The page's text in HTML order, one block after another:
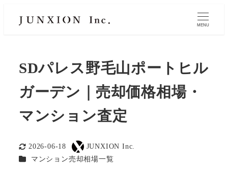
MENU
SDパレス野毛山ポートヒル
ガーデン｜売却価格相場・
マンション査定
更新日
2026-06-18
著
者
JUNXION Inc.
カテゴリー
マンション売却相場一覧